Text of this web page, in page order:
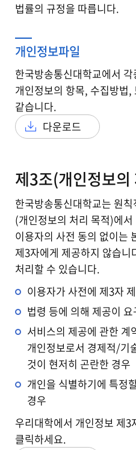
법률의 규정을 따릅니다.
개인정보파일
한국방송통신대학교에서
개인정보의 항목, 수집방법
같습니다.
다운로드
제3조(개인정보의
한국방송통신대학교는 원
(개인정보의 처리 목적)에
이용자의 사전 동의 없이는
제3자에게 제공하지 않습
처리할 수 있습니다.
이용자가 사전에 제3자
법령 등에 의해 제공이
서비스의 제공에 관한 계
개인정보로서 경제적/기
것이 현저히 곤란한 경우
개인을 식별하기에 특정
경우
우리대학에서 개인정보 제
클릭하세요.